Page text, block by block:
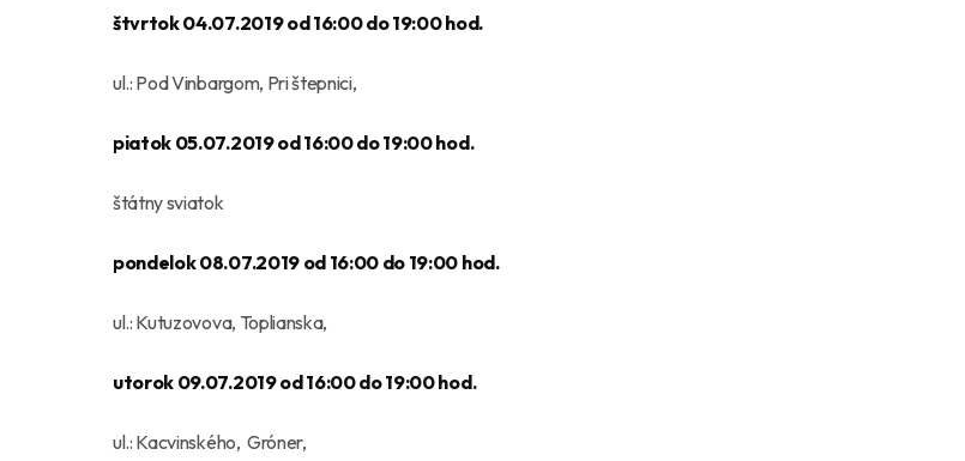
štvrtok 04.07.2019 od 16:00 do 19:00 hod.
ul.: Pod Vinbargom, Pri štepnici,
piatok 05.07.2019 od 16:00 do 19:00 hod.
štátny sviatok
pondelok 08.07.2019 od 16:00 do 19:00 hod.
ul.: Kutuzovova, Toplianska,
utorok 09.07.2019 od 16:00 do 19:00 hod.
ul.: Kacvinského, Gróner,